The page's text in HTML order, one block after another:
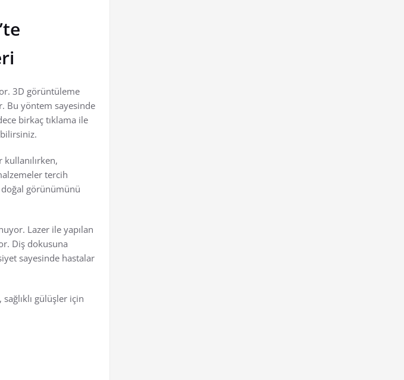
3D görüntüleme
Bu yöntem sayesinde
birkaç tıklama ile
tercih
görünümünü
Lazer ile yapılan
Diş dokusuna
sayesinde hastalar
gülüşler için